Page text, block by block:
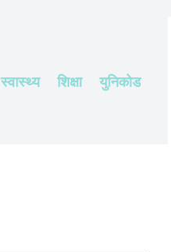
स्वास्थ्य शिक्षा युनिकोड